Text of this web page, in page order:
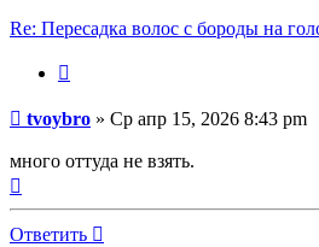
Re: Пересадка волос с бороды на
Сообщение
tvoybro » Ср апр 15, 2026 8:43 pm
много оттуда не взять.
началу
Ответить